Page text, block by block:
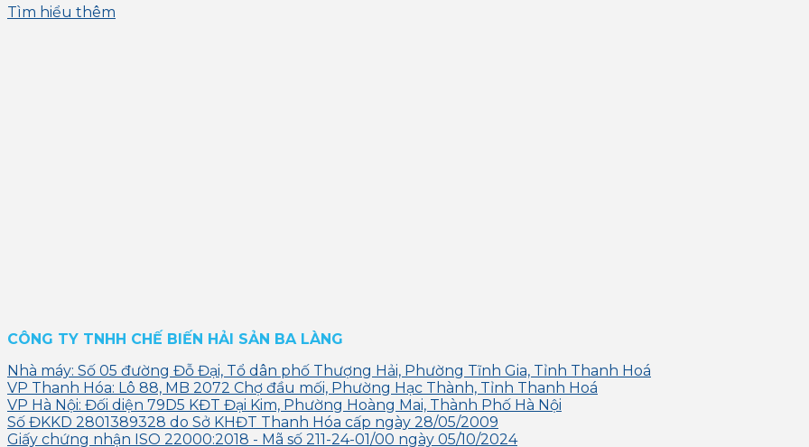
Tìm hiểu thêm
CÔNG TY TNHH CHẾ BIẾN HẢI SẢN BA LÀNG
Nhà máy: Số 05 đường Đỗ Đại, Tổ dân phố Thượng Hải, Phường Tĩnh Gia, Tỉnh Thanh Hoá
VP Thanh Hóa: Lô 88, MB 2072 Chợ đầu mối, Phường Hạc Thành, Tỉnh Thanh Hoá
VP Hà Nội: Đối diện 79D5 KĐT Đại Kim, Phường Hoàng Mai, Thành Phố Hà Nội
Số ĐKKD 2801389328 do Sở KHĐT Thanh Hóa cấp ngày 28/05/2009
Giấy chứng nhận ISO 22000:2018 - Mã số 211-24-01/00 ngày 05/10/2024